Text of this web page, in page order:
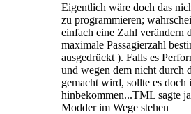
Eigentlich wäre doch das
zu programmieren;
einfach eine Zahl verändern
maximale Passagierzahl
ausgedrückt ). Falls es
und wegen dem nicht durch
gemacht wird, sollte es
hinbekommen...TML sagte
Modder im Wege stehen